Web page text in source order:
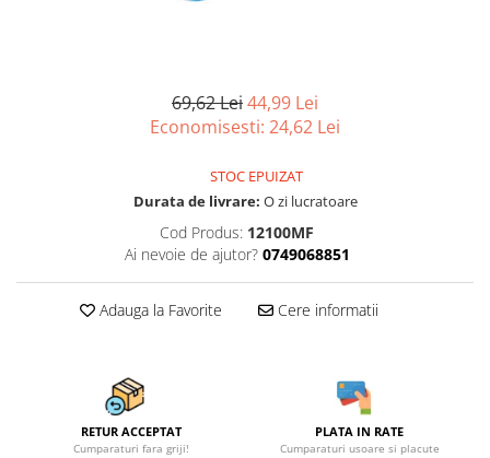
Programatoare stropire
Termometre Meteo
Umbrele si pavilioane gradina
Unelte gradinarit
Solutii professionale pentru
69,62 Lei44,99 Lei
Economisesti: 24,62 Lei
STOC EPUIZAT
Durata de livrare: O zi lucratoare
Cod Produs: 12100MF
Ai nevoie de ajutor? 0749068851
Adauga la Favorite Cere informatii
RETUR ACCEPTAT
Cumparaturi fara griji!
PLATA IN RATE
Cumparaturi usoare si placute